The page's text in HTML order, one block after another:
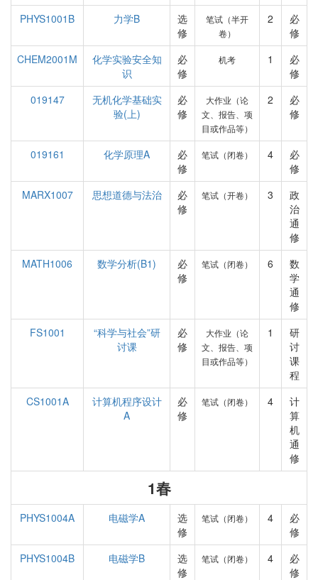
PHYS1001B
力学B
选
修
笔试（半开
卷）
2
必
修
CHEM2001M
化学实验安全知
识
必
修
机考 1
必
修
019147
无机化学基础实
验(上)
必
修
大作业（论
文、报告、项
目或作品等）
2
必
修
019161 化学原理A
必
修
笔试（闭卷） 4
必
修
MARX1007
思想道德与法治
必
修
笔试（开卷） 3
政
治
通
修
MATH1006
数学分析(B1)
必
修
笔试（闭卷） 6
数
学
通
修
FS1001
“科学与社会”研
讨课
必
修
大作业（论
文、报告、项
目或作品等）
1
研
讨
课
程
CS1001A
计算机程序设计
A
必
修
笔试（闭卷） 4
计
算
机
通
修
1春
PHYS1004A 电磁学A
选
修
笔试（闭卷） 4
必
修
PHYS1004B
电磁学B
选
修
笔试（闭卷） 4
必
修